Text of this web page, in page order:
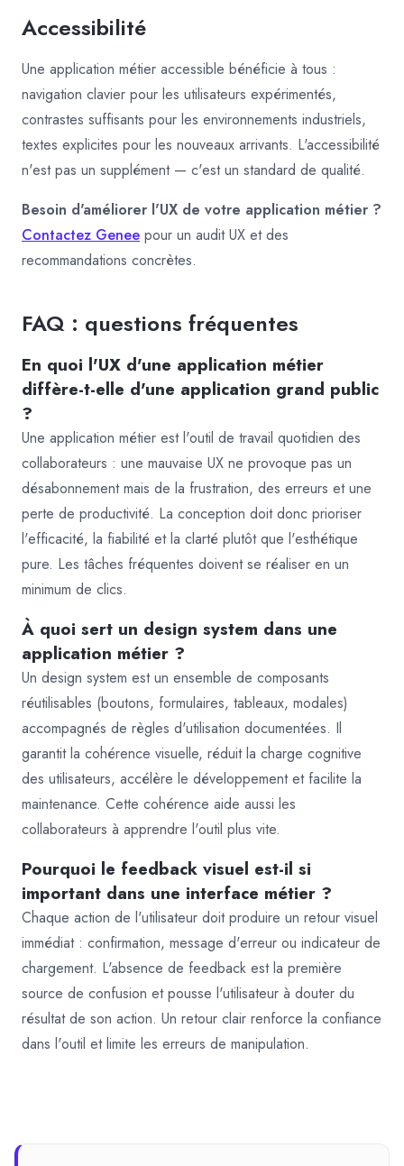
Accessibilité
Une application métier accessible bénéficie à tous :
navigation clavier pour les utilisateurs expérimentés,
contrastes suffisants pour les environnements industriels,
textes explicites pour les nouveaux arrivants. L'accessibilité
n'est pas un supplément — c'est un standard de qualité.
Besoin d'améliorer l'UX de votre application métier ?
Contactez Genee pour un audit UX et des
recommandations concrètes.
FAQ : questions fréquentes
En quoi l'UX d'une application métier
diffère-t-elle d'une application grand public
?
Une application métier est l'outil de travail quotidien des
collaborateurs : une mauvaise UX ne provoque pas un
désabonnement mais de la frustration, des erreurs et une
perte de productivité. La conception doit donc prioriser
l'efficacité, la fiabilité et la clarté plutôt que l'esthétique
pure. Les tâches fréquentes doivent se réaliser en un
minimum de clics.
À quoi sert un design system dans une
application métier ?
Un design system est un ensemble de composants
réutilisables (boutons, formulaires, tableaux, modales)
accompagnés de règles d'utilisation documentées. Il
garantit la cohérence visuelle, réduit la charge cognitive
des utilisateurs, accélère le développement et facilite la
maintenance. Cette cohérence aide aussi les
collaborateurs à apprendre l'outil plus vite.
Pourquoi le feedback visuel est-il si
important dans une interface métier ?
Chaque action de l'utilisateur doit produire un retour visuel
immédiat : confirmation, message d'erreur ou indicateur de
chargement. L'absence de feedback est la première
source de confusion et pousse l'utilisateur à douter du
résultat de son action. Un retour clair renforce la confiance
dans l'outil et limite les erreurs de manipulation.